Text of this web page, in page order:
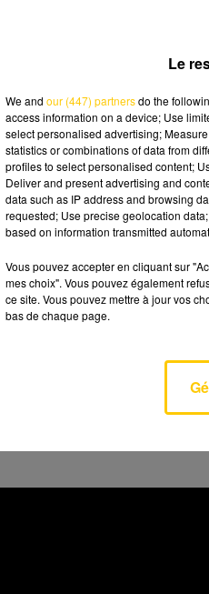
Ecoutez
de Brioude
The Riddle
NIK KERSHAW
Le
We and our (447) partnersdo the
access information on a device; Use
select personalised advertising;
statistics or combinations of data from
profiles to select personalised content;
Deliver and present advertising and
data such as IP address and browsing
requested; Use precise geolocation
based on information transmitted
Vous pouvez accepter en cliquant sur
mes choix". Vous pouvez également
ce site. Vous pouvez mettre à jour vos
bas de chaque page.